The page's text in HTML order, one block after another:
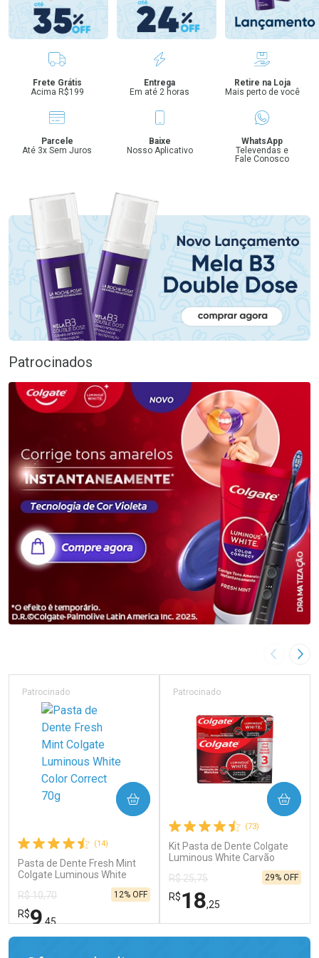
Benefícios
Frete Grátis
Acima R$199
Entrega
Em até 2 horas
Retire na Loja
Mais perto de você
Parcele
Até 3x Sem Juros
Baixe
Nosso Aplicativo
WhatsApp
Televendas e
Fale Conosco
Patrocinados
Imagem
(14)
Pasta de Dente Fresh Mint
Colgate Luminous White
Patrocinado
R$ 10,70
R$9,45
12% OFF
COMPRAR
(73)
Kit Pasta de Dente Colgate
Luminous White Carvão
Ativado 3 Unidades de 70g
Patrocinado
R$ 25,75
R$18,25
29% OFF
COMPRAR